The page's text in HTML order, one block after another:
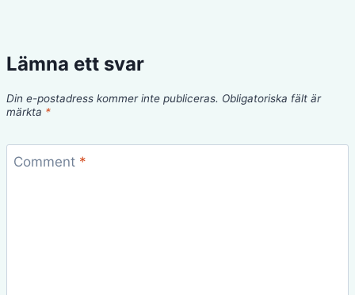
Lämna ett svar
Din e-postadress kommer inte publiceras. Obligatoriska fält är
märkta *
Comment *